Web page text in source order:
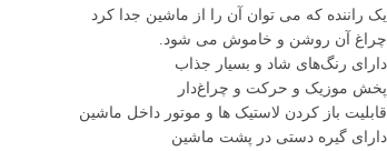
یک راننده که می توان آن را از ماشین جدا کرد
چراغ آن روشن و خاموش می شود.
دارای رنگ‌های شاد و بسیار جذاب
پخش موزیک و حرکت و چراغ‌دار
قابلیت باز کردن لاستیک ها و موتور داخل ماشین
دارای گیره دستی در پشت ماشین